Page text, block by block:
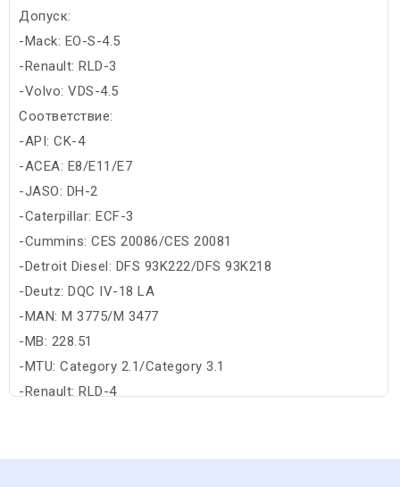
Допуск:
-Mack: EO-S-4.5
-Renault: RLD-3
-Volvo: VDS-4.5
Соответствие:
-API: CK-4
-ACEA: E8/E11/E7
-JASO: DH-2
-Caterpillar: ECF-3
-Cummins: CES 20086/CES 20081
-Detroit Diesel: DFS 93K222/DFS 93K218
-Deutz: DQC IV-18 LA
-MAN: M 3775/M 3477
-MB: 228.51
-MTU: Category 2.1/Category 3.1
-Renault: RLD-4